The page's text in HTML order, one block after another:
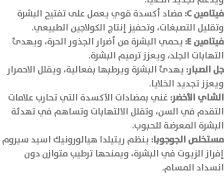
فيتامينC
: مضاد أكسدة قوي يعمل على تفتيح البشرة
وتقليل التصبغات، وتحفيز إنتاج الكولاجين الطبيعي.
فيتامين : يحمي البشرة من أضرار الجذور الحرة، ويهدئ
التهابات الجلد، ويعزز ترميم البشرة.
جل الصبار: يهدئ البشرة ويرطبها بفعالية، ويقلل الاحمرار
ويعزز تجديد الخلايا.
الشاي الأخضر: غني بمضادات الأكسدة التي تحارب علامات
التقدم في السن، وتقلل الالتهابات وتساهم في تهدئة
البشرة المعرضة للحبوب.
مستخلص الجوجوبا: ينظم ريتيلدا هيالورونيك اسيد سيروم
إفراز الزيوت في البشرة، ويمنحها ترطيب متوازن دون
انسداد المسام.